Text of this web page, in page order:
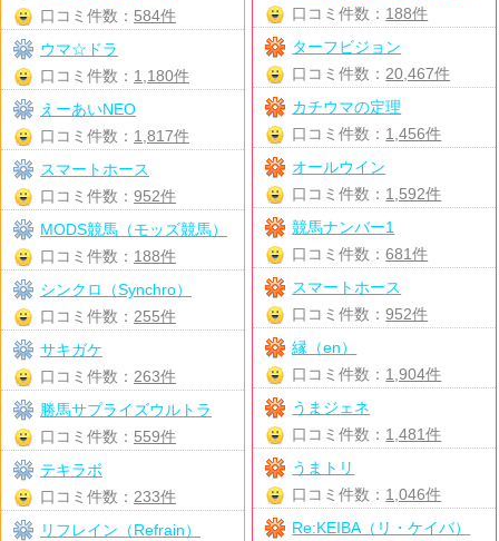
口コミ件数： 188件
ターフビジョン
口コミ件数： 20,467件
カチウマの定理
口コミ件数： 1,456件
オールウイン
口コミ件数： 1,592件
競馬ナンバー1
口コミ件数：681件
スマートホース
口コミ件数：952件
縁（en）
口コミ件数： 1,904件
うまジェネ
口コミ件数： 1,481件
うまトリ
口コミ件数： 1,046件
Re:KEIBA（リ・ケイバ）
口コミ件数： 584件
ウマ☆ドラ
口コミ件数： 1,180件
えーあいNEO
口コミ件数： 1,817件
スマートホース
口コミ件数： 952件
MODS競馬（モッズ競馬）
口コミ件数： 188件
シンクロ（Synchro）
口コミ件数： 255件
サキガケ
口コミ件数： 263件
勝馬サプライズウルトラ
口コミ件数： 559件
テキラボ
口コミ件数： 233件
リフレイン（Refrain）